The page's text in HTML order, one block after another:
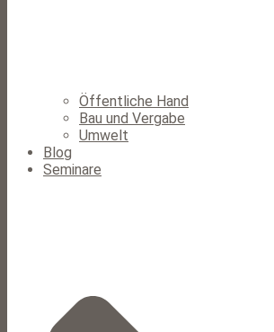
Öffentliche Hand
Bau und Vergabe
Umwelt
Blog
Seminare